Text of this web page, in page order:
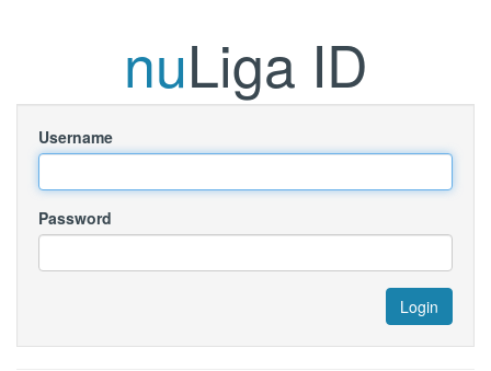
nuLiga ID
Username
Password